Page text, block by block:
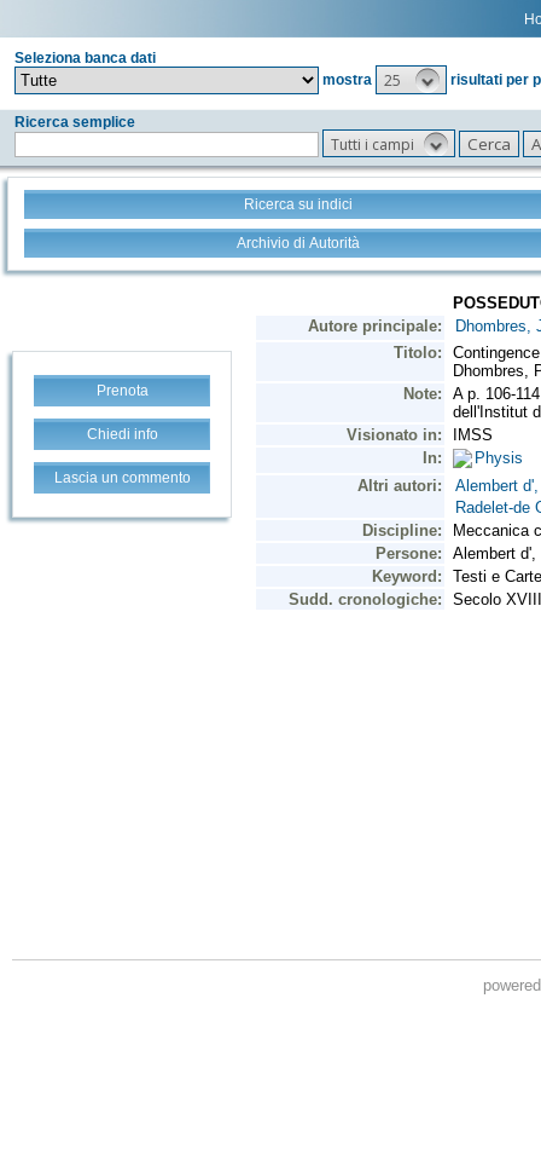
Seleziona banca dati
mostra
25 risultati per
Ricerca semplice
Tutti i campi
Ricerca su indici
Archivio di Autorità
Prenota
Chiedi info
Lascia un commento